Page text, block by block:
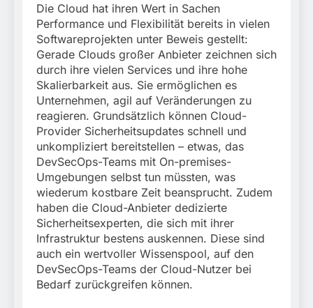
Die Cloud hat ihren Wert in Sachen
Performance und Flexibilität bereits in vielen
Softwareprojekten unter Beweis gestellt:
Gerade Clouds großer Anbieter zeichnen sich
durch ihre vielen Services und ihre hohe
Skalierbarkeit aus. Sie ermöglichen es
Unternehmen, agil auf Veränderungen zu
reagieren. Grundsätzlich können Cloud-
Provider Sicherheitsupdates schnell und
unkompliziert bereitstellen – etwas, das
DevSecOps-Teams mit On-premises-
Umgebungen selbst tun müssten, was
wiederum kostbare Zeit beansprucht. Zudem
haben die Cloud-Anbieter dedizierte
Sicherheitsexperten, die sich mit ihrer
Infrastruktur bestens auskennen. Diese sind
auch ein wertvoller Wissenspool, auf den
DevSecOps-Teams der Cloud-Nutzer bei
Bedarf zurückgreifen können.